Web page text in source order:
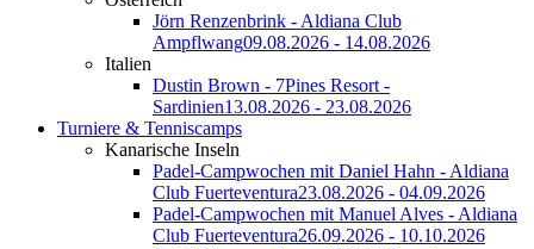
Jörn Renzenbrink - Aldiana Club
Ampflwang09.08.2026 - 14.08.2026
Italien
Dustin Brown - 7Pines Resort -
Sardinien13.08.2026 - 23.08.2026
Turniere & Tenniscamps
Kanarische Inseln
Padel-Campwochen mit Daniel Hahn - Aldiana
Club Fuerteventura23.08.2026 - 04.09.2026
Padel-Campwochen mit Manuel Alves - Aldiana
Club Fuerteventura26.09.2026 - 10.10.2026